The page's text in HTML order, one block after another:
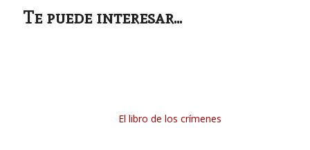
Te puede interesar...
El libro de los crímenes